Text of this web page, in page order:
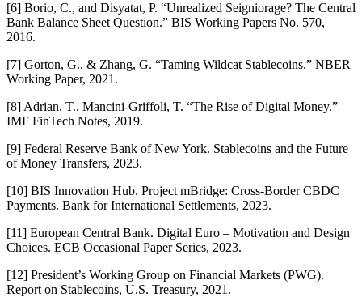
[6] Borio, C., and Disyatat, P. “Unrealized Seigniorage? The Central
Bank Balance Sheet Question.” BIS Working Papers No. 570,
2016.
[7] Gorton, G., & Zhang, G. “Taming Wildcat Stablecoins.” NBER
Working Paper, 2021.
[8] Adrian, T., Mancini-Griffoli, T. “The Rise of Digital Money.”
IMF FinTech Notes, 2019.
[9] Federal Reserve Bank of New York. Stablecoins and the Future
of Money Transfers, 2023.
[10] BIS Innovation Hub. Project mBridge: Cross-Border CBDC
Payments. Bank for International Settlements, 2023.
[11] European Central Bank. Digital Euro – Motivation and Design
Choices. ECB Occasional Paper Series, 2023.
[12] President’s Working Group on Financial Markets (PWG).
Report on Stablecoins, U.S. Treasury, 2021.